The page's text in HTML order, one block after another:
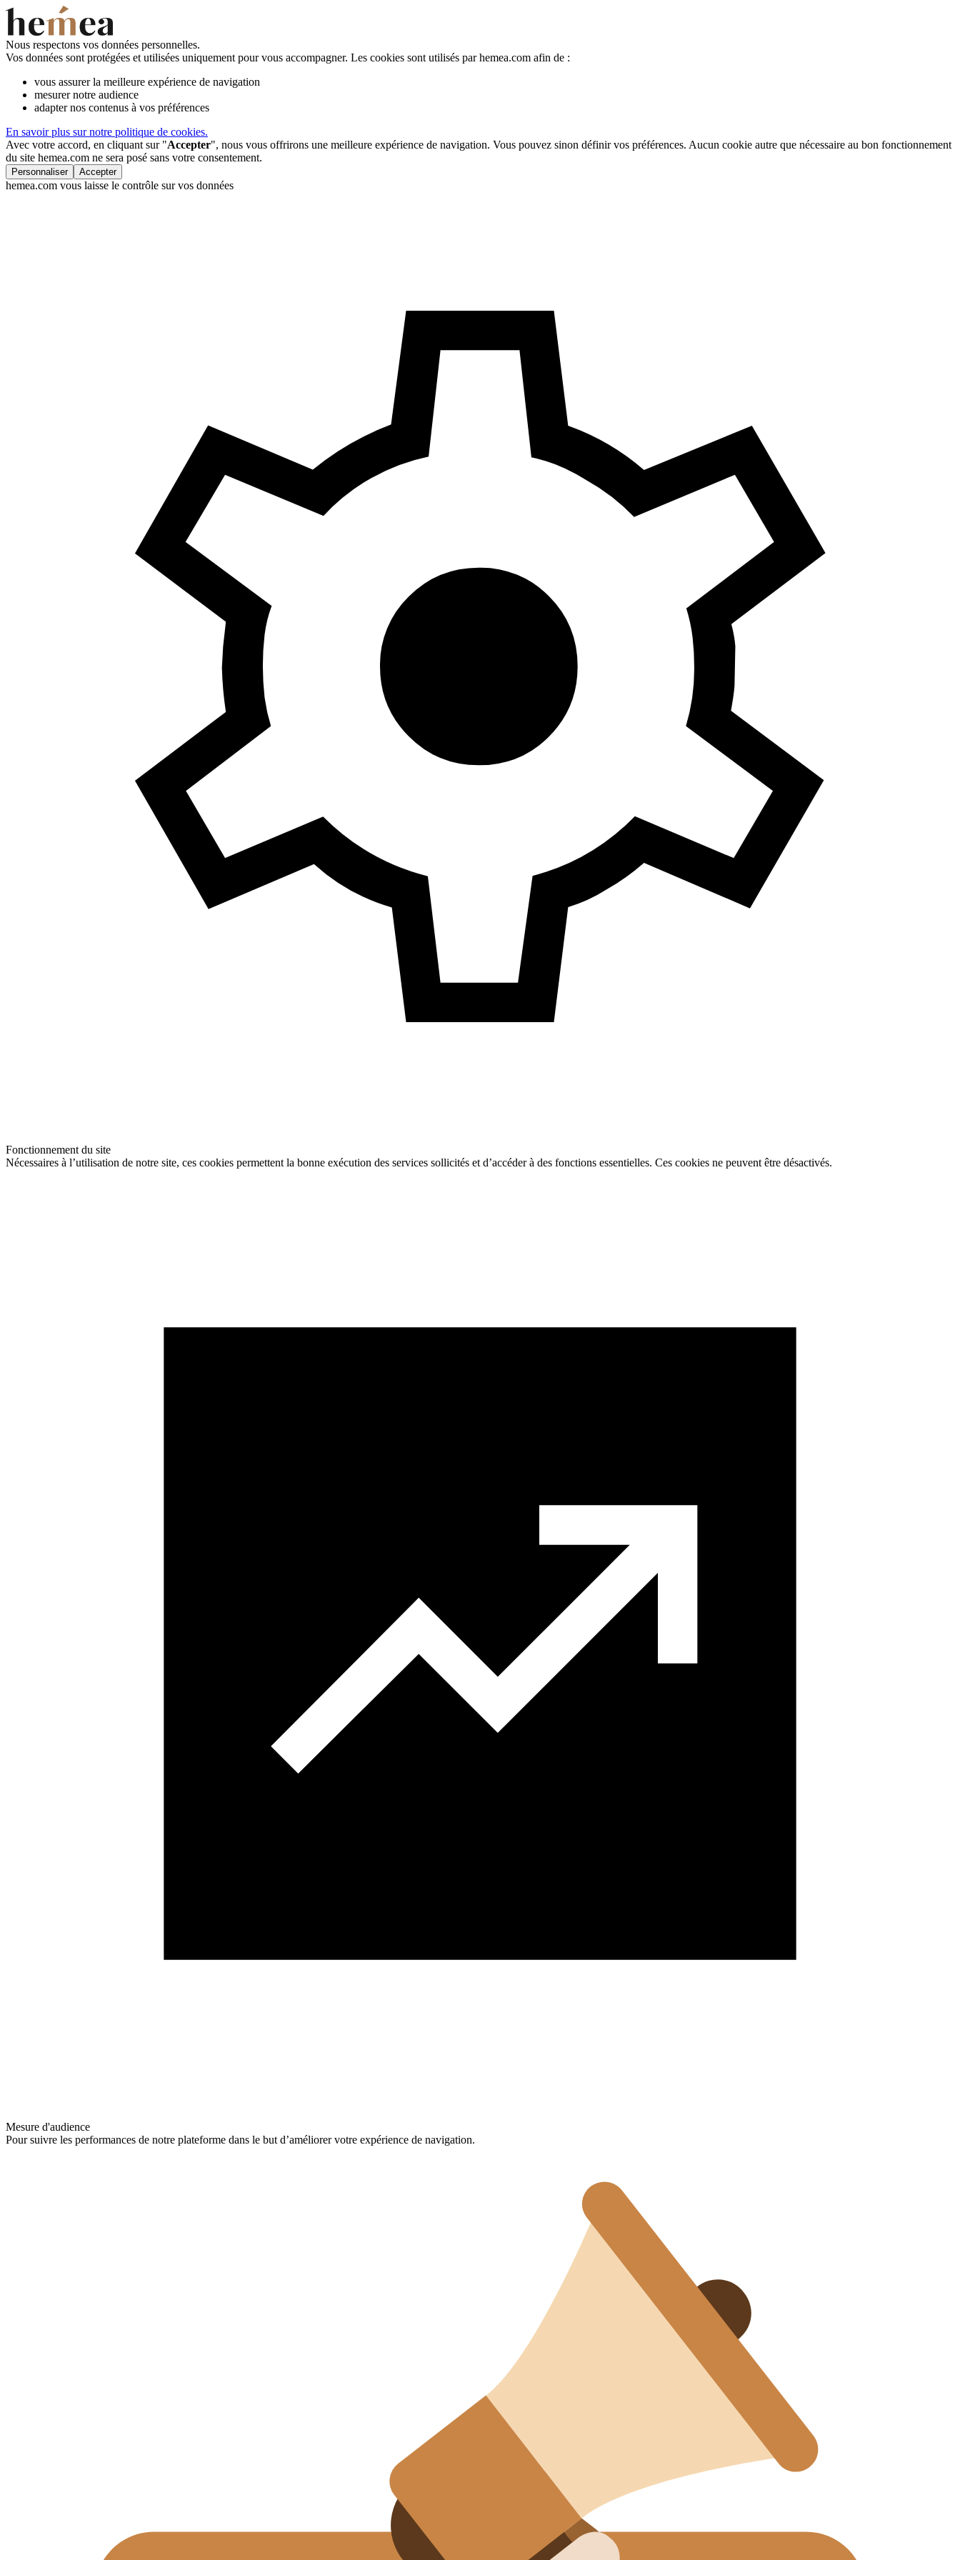
Nous respectons vos données personnelles.
Vos données sont protégées et utilisées uniquement pour vous accompagner. Les cookies sont utilisés par hemea.com afin de :
vous assurer la meilleure expérience de navigation
mesurer notre audience
adapter nos contenus à vos préférences
En savoir plus sur notre politique de cookies.
Avec votre accord, en cliquant sur "Accepter", nous vous offrirons une meilleure expérience de navigation. Vous pouvez sinon définir vos préférences. Aucun cookie autre que nécessaire au bon fonctionnement
du site hemea.com ne sera posé sans votre consentement.
Personnaliser Accepter
hemea.com vous laisse le contrôle sur vos données
Fonctionnement du site
Nécessaires à l’utilisation de notre site, ces cookies permettent la bonne exécution des services sollicités et d’accéder à des fonctions essentielles. Ces cookies ne peuvent être désactivés.
Mesure d'audience
Pour suivre les performances de notre plateforme dans le but d’améliorer votre expérience de navigation.